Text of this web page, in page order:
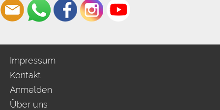
Impressum
Kontakt
Anmelden
Über uns